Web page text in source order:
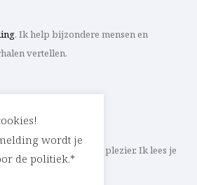
. Ik help bijzondere mensen en
vertellen.
jouw verhaal? Met veel plezier. Ik lees je
wordt je
de politiek.*